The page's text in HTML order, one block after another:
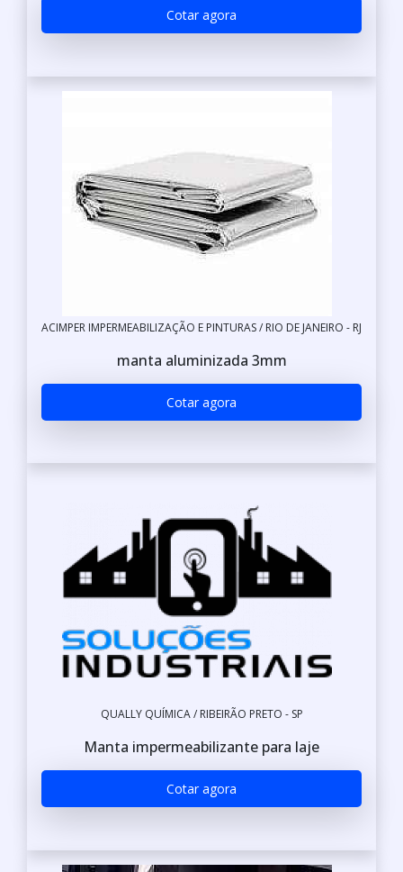
Cotar agora
ACIMPER IMPERMEABILIZAÇÃO E PINTURAS / RIO DE JANEIRO - RJ
manta aluminizada 3mm
Cotar agora
QUALLY QUÍMICA / RIBEIRÃO PRETO - SP
Manta impermeabilizante para laje
Cotar agora